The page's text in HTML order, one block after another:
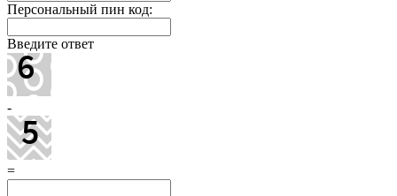
Персональный пин код:
Введите ответ
-
=